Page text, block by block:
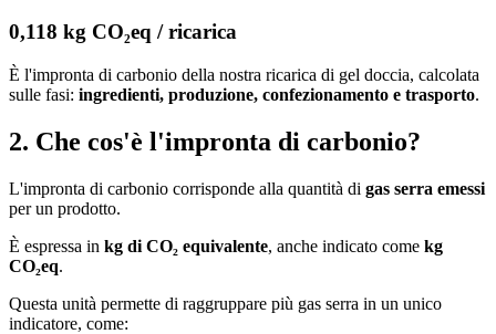
0,118 kg CO₂eq / ricarica
È l'impronta di carbonio della nostra ricarica di gel doccia, calcolata
sulle fasi: ingredienti, produzione, confezionamento e trasporto.
2. Che cos'è l'impronta di carbonio?
L'impronta di carbonio corrisponde alla quantità di gas serra emessi
per un prodotto.
È espressa in kg di CO₂ equivalente, anche indicato come kg
CO₂eq.
Questa unità permette di raggruppare più gas serra in un unico
indicatore, come: